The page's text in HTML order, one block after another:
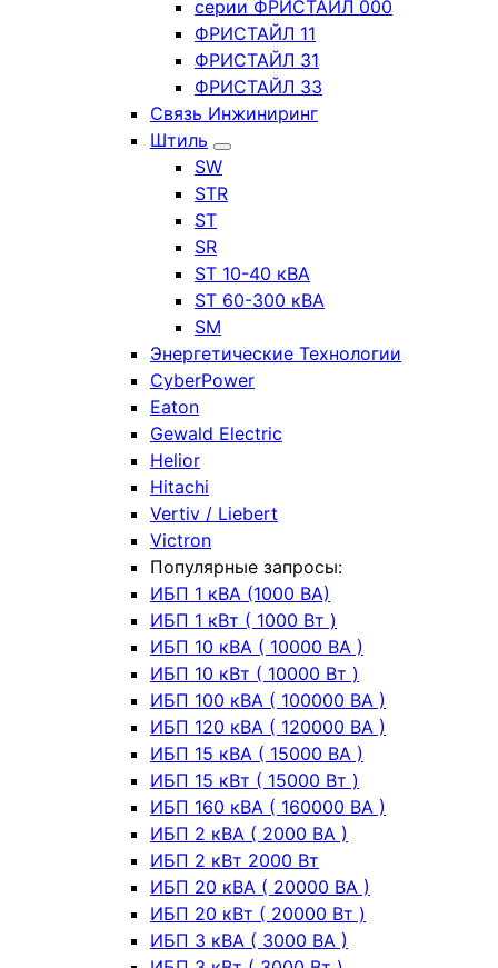
серии ФРИСТАЙЛ 000
ФРИСТАЙЛ 11
ФРИСТАЙЛ 31
ФРИСТАЙЛ 33
Связь Инжиниринг
Штиль
SW
STR
ST
SR
ST 10-40 кВА
ST 60-300 кВА
SM
Энергетические Технологии
CyberPower
Eaton
Gewald Electric
Helior
Hitachi
Vertiv / Liebert
Victron
Популярные запросы:
ИБП 1 кВА (1000 ВА)
ИБП 1 кВт ( 1000 Вт )
ИБП 10 кВА ( 10000 ВА )
ИБП 10 кВт ( 10000 Вт )
ИБП 100 кВА ( 100000 ВА )
ИБП 120 кВА ( 120000 ВА )
ИБП 15 кВА ( 15000 ВА )
ИБП 15 кВт ( 15000 Вт )
ИБП 160 кВА ( 160000 ВА )
ИБП 2 кВА ( 2000 ВА )
ИБП 2 кВт 2000 Вт
ИБП 20 кВА ( 20000 ВА )
ИБП 20 кВт ( 20000 Вт )
ИБП 3 кВА ( 3000 ВА )